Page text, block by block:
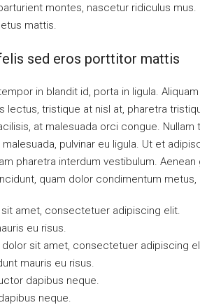
montes, nascetur ridiculus
mattis.
sed eros porttitor mattis
in blandit id, porta in ligula.
lectus, tristique at nisl at, pharetra
at malesuada orci congue.
pulvinar eu ligula. Ut et
pharetra interdum vestibulum.
quam dolor condimentum
amet, consectetuer adipiscing elit.
eu risus.
sit amet, consectetuer adipiscing
mauris eu risus.
dapibus neque.
neque.